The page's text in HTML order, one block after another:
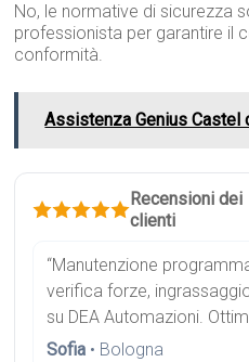
No, le normative di sicurezza
professionista per garantire il
conformità.
Assistenza Genius Castel
Recensioni dei
clienti
“Manutenzione
verifica forze,
su DEA Automazioni.
Sofia • Bologna